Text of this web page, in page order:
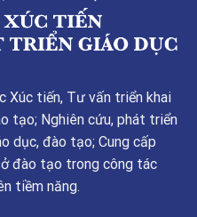
Xúc tiến, Tư vấn triển khai
tạo; Nghiên cứu, phát triển
dục, đào tạo; Cung cấp
đào tạo trong công tác
tiềm năng.